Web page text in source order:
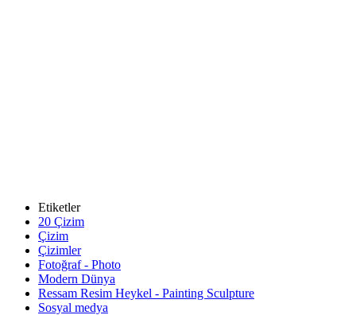
Etiketler
20 Çizim
Çizim
Çizimler
Fotoğraf - Photo
Modern Dünya
Ressam Resim Heykel - Painting Sculpture
Sosyal medya